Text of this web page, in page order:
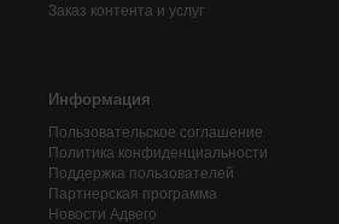
Заказ контента и услуг
Информация
Пользовательское соглашение
Политика конфиденциальности
Поддержка пользователей
Партнерская программа
Новости Адвего